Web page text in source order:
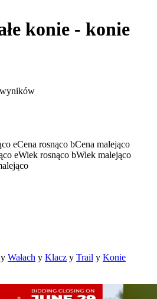
konie - konie
eCena rosnąco bCena malejąco
eWiek rosnąco bWiek malejąco
y Wałach y Klacz y Trail y Konie